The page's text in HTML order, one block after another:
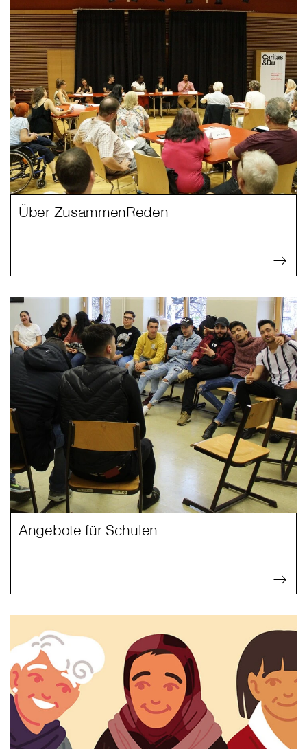
Über ZusammenReden
Angebote für Schulen